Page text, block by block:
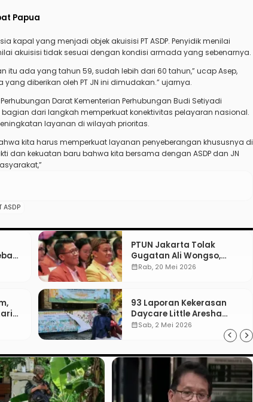
Papua
kapal yang menjadi objek akuisisi PT ASDP. Penyidik menilai
akuisisi tidak sesuai dengan kondisi armada yang sebenarnya.
itu ada yang tahun 59, sudah lebih dari 60 tahun,” ucap Asep,
diberikan oleh PT JN ini dimudakan.” ujarnya.
Darat Kementerian Perhubungan Budi Setiyadi
dari langkah memperkuat konektivitas pelayaran nasional.
layanan di wilayah prioritas.
kita harus memperkuat layanan penyeberangan khususnya di
dan kekuatan baru bahwa kita bersama dengan ASDP dan JN
ASDP
PTUN Jakarta Tolak
Gugatan Ali Wongso,
Misbakhun: Ini hadiah
calendar_monthRab, 20 Mei 2026
93 Laporan Kekerasan
Daycare Little Aresha
Yogya, 17 Pengasuh
calendar_monthSab, 2 Mei 2026